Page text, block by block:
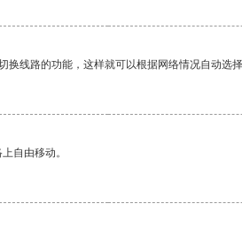
线路的功能，这样就可以根据网络情况自动选
自由移动。